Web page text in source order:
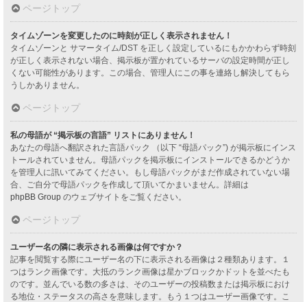
ページトップ
タイムゾーンを変更したのに時刻が正しく表示されません！
タイムゾーンと サマータイム/DST を正しく設定しているにもかかわらず時刻
が正しく表示されない場合、掲示板が置かれているサーバの設定時間が正し
くない可能性があります。この場合、管理人にこの事を連絡し解決してもら
うしかありません。
ページトップ
私の母語が “掲示板の言語” リストにありません！
あなたの母語へ翻訳された言語パック （以下 “母語パック”) が掲示板にインス
トールされていません。母語パックを掲示板にインストールできるかどうか
を管理人に訊いてみてください。もし母語パックがまだ作成されていない場
合、ご自分で母語パックを作成して頂いてかまいません。詳細は
phpBB Group のウェブサイトをご覧ください。
ページトップ
ユーザー名の隣に表示される画像は何ですか？
記事を閲覧する際にユーザー名の下に表示される画像は２種類あります。１
つはランク画像です。大抵のランク画像は星かブロックかドットを並べたも
のです。並んでいる数の多さは、そのユーザーの投稿数または掲示板におけ
る地位・ステータスの高さを意味します。もう１つはユーザー画像です。こ